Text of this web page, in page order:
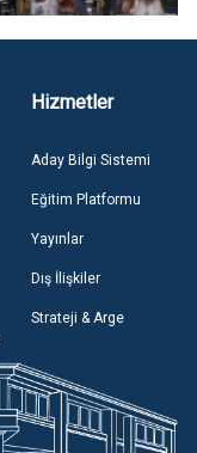
Hizmetler
Aday Bilgi Sistemi
Eğitim Platformu
Yayınlar
Dış İlişkiler
Strateji & Arge